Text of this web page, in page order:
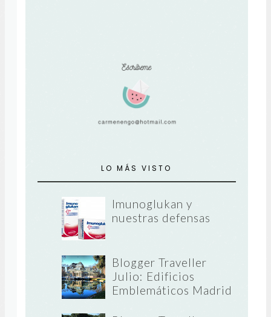
LO MÁS VISTO
Imunoglukan y
nuestras defensas
Blogger Traveller
Julio: Edificios
Emblemáticos Madrid